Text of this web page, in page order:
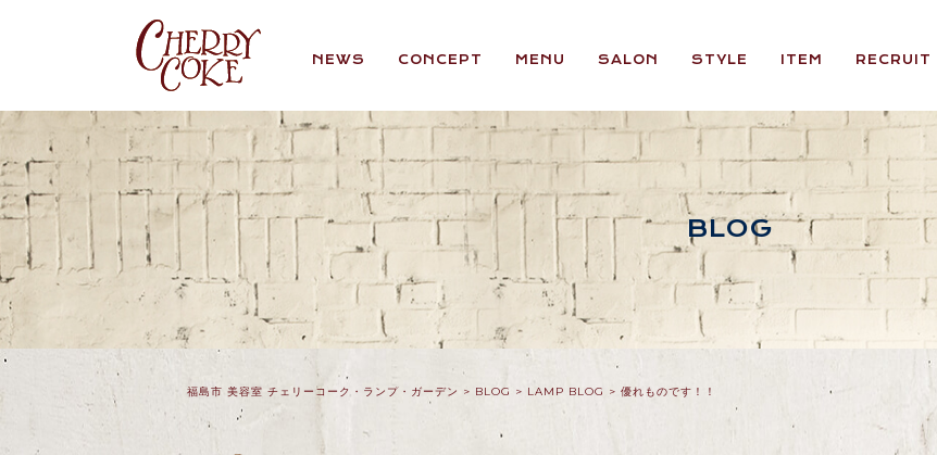
NEWS CONCEPT MENU SALON STYLE ITEM RECRUIT
BLOG
福島市 美容室 チェリーコーク・ランプ・ガーデン > BLOG > LAMP BLOG > 優れものです！！